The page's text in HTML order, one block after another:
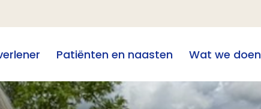
Patiënten en naasten Wat we doen